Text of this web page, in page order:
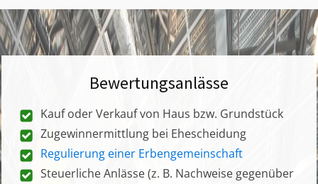
Bewertungsanlässe
Kauf oder Verkauf von Haus bzw. Grundstück
Zugewinnermittlung bei Ehescheidung
Regulierung einer Erbengemeinschaft
Steuerliche Anlässe (z. B. Nachweise gegenüber